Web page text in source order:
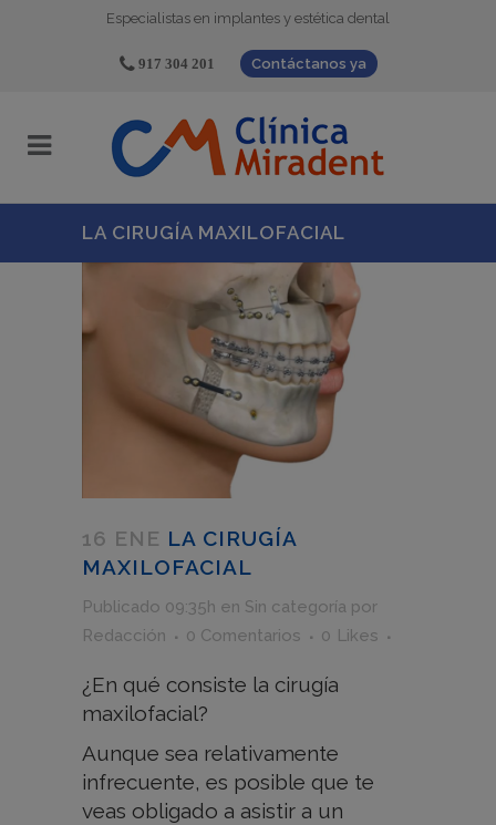
Especialistas en implantes y estética dental
917 304 201 Contáctanos ya
LA CIRUGÍA MAXILOFACIAL
16 ENE LA CIRUGÍA
MAXILOFACIAL
Publicado 09:35h en Sin categoría por
Redacción
0 Comentarios 0 Likes
¿En qué consiste la cirugía
maxilofacial?
Aunque sea relativamente
infrecuente, es posible que te
veas obligado a asistir a un